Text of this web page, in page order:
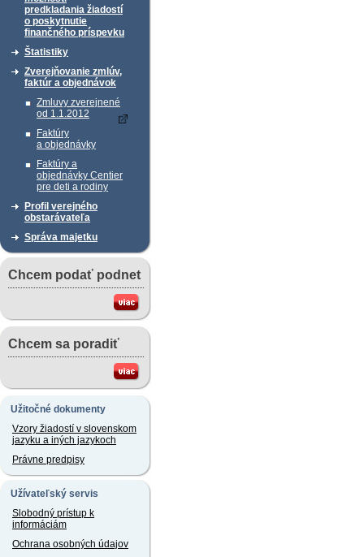
predkladania žiadostí
o poskytnutie
finančného príspevku
Štatistiky
Zverejňovanie zmlúv,
faktúr a objednávok
Zmluvy zverejnené
od 1.1.2012
Faktúry
a objednávky
Faktúry a
objednávky Centier
pre deti a rodiny
Profil verejného
obstarávateľa
Správa majetku
Chcem podať podnet
Chcem sa poradiť
Užitočné dokumenty
Vzory žiadostí v slovenskom
jazyku a iných jazykoch
Právne predpisy
Užívateľský servis
Slobodný prístup k
informáciám
Ochrana osobných údajov